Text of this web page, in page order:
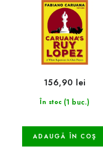
În stoc (1 buc.)
156,90 lei
ADAUGĂ ÎN COŞ